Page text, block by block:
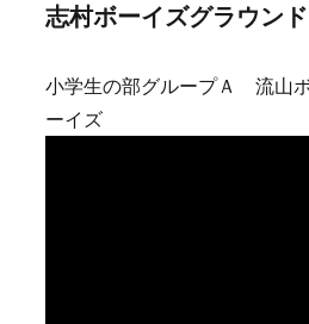
志村ボーイズグラウン
小学生の部グループＡ 流山
ーイズ